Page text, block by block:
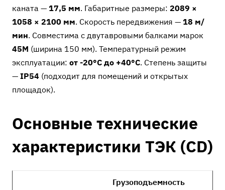
каната — 17,5 мм. Габаритные размеры: 2089 ×
1058 × 2100 мм. Скорость передвижения — 18 м/
мин. Совместима с двутавровыми балками марок
45М (ширина 150 мм). Температурный режим
эксплуатации: от -20°C до +40°C. Степень защиты
— IP54 (подходит для помещений и открытых
площадок).
Основные технические
характеристики ТЭК (CD)
Грузоподъемность